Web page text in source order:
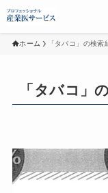
ホーム 「タバコ」の検索
「タバコ」